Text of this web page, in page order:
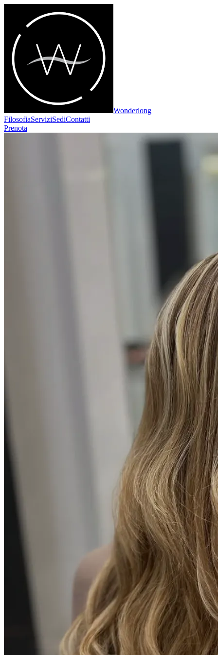
Wonderlong
FilosofiaServiziSediContatti
Prenota